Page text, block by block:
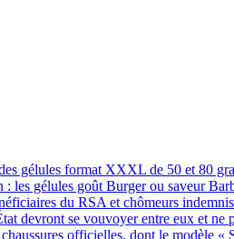
gélules format XXXL de 50 et 80
les gélules goût Burger ou saveur
du RSA et chômeurs
devront se vouvoyer entre eux et
officielles, dont le modèle